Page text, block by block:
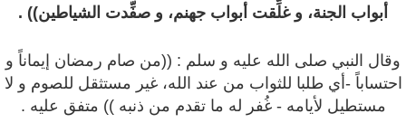
أبواب الجنة، و غلِّقت أبواب جهنم، و صفِّدت الشياطين)) .
وقال النبي صلى الله عليه و سلم : ((من صام رمضان إيماناً و
احتساباً -أي طلبا للثواب من عند الله، غير مستثقل للصوم و لا
مستطيل لأيامه - غُفر له ما تقدم من ذنبه )) متفق عليه .